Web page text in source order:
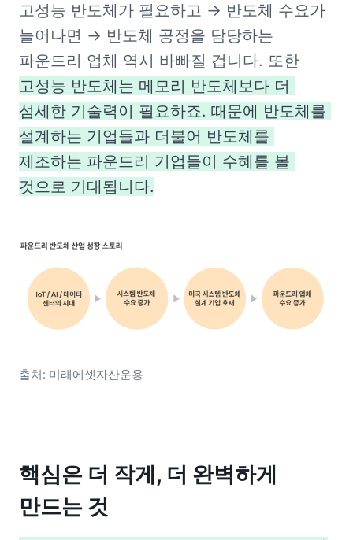
고성능 반도체가 필요하고 → 반도체 수요가
늘어나면 → 반도체 공정을 담당하는
고성능 반도체는 메모리 반도체보다 더
섬세한 기술력이 필요하죠. 때문에 반도체를
설계하는 기업들과 더불어 반도체를
제조하는 파운드리 기업들이 수혜를 볼
것으로 기대됩니다.
출처: 미래에셋자산운용
핵심은 더 작게, 더 완벽하게
만드는 것